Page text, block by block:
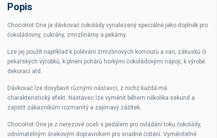
Popis
ChocoHot One je dávkovač čokolády vynalezený speciálně jako doplněk pro
čokoládovny, cukrány, zmrzlinárny a pekárny.
Lze jej použít například k polévání zmrzlinových kornoutů a van, zákusků či
pekařských výrobků, k plnění pohárů horkými čokoládovými nápoji, k výrobě
dekorací atd.
Dávkovač lze dovybavit různými nástavci, z nichž každá má
charakteristický efekt. Nástavec lze vyměnit během několika sekund a
zajistit zákazníkům rozmanitý a zajímavý zážitek.
ChocoHot One je z nerezové oceli s pedálem pro ovládání toku čokolády,
odnímatelným šnekovým dopravníkem pro snadné čištění. Vyměnitelné